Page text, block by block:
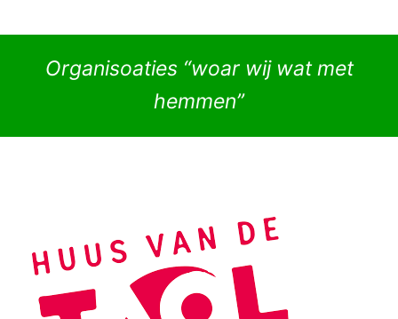
Organisoaties “woar wij wat met
hemmen”